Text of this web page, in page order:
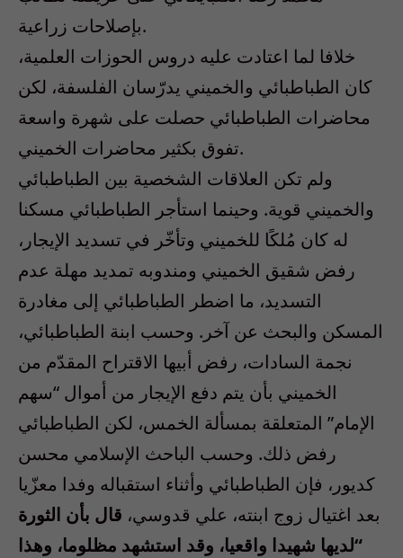
بإصلاحات زراعية.
خلافا لما اعتادت عليه دروس الحوزات العلمية،
كان الطباطبائي والخميني يدرّسان الفلسفة، لكن
محاضرات الطباطبائي حصلت على شهرة واسعة
تفوق بكثير محاضرات الخميني.
ولم تكن العلاقات الشخصية بين الطباطبائي
والخميني قوية. وحينما استأجر الطباطبائي مسكنا
له كان مُلكًا للخميني وتأخّر في تسديد الإيجار،
رفض شقيق الخميني ومندوبه تمديد مهلة عدم
التسديد، ما اضطر الطباطبائي إلى مغادرة
المسكن والبحث عن آخر. وحسب ابنة الطباطبائي،
نجمة السادات، رفض أبيها الاقتراح المقدّم من
الخميني بأن يتم دفع الإيجار من أموال “سهم
الإمام” المتعلقة بمسألة الخمس، لكن الطباطبائي
رفض ذلك. وحسب الباحث الإسلامي محسن
كديور، فإن الطباطبائي وأثناء استقباله وفدا معزّيا
بعد اغتيال زوج ابنته، علي قدوسي، قال بأن الثورة
“لديها شهيدا واقعيا، وقد استشهد مظلوما، وهذا